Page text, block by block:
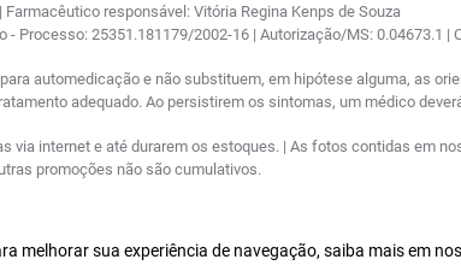
melhorar sua experiência de navegação, saiba mais em
responsável: Vitória Regina Kenps de Souza
- Processo: 25351.181179/2002-16 | Autorização/MS: 0.04673.1 |
automedicação e não substituem, em hipótese alguma, as
adequado. Ao persistirem os sintomas, um médico
via internet e até durarem os estoques. | As fotos contidas em
promoções não são cumulativos.